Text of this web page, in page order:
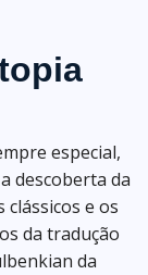
especial,
descoberta da
e os
da tradução
da